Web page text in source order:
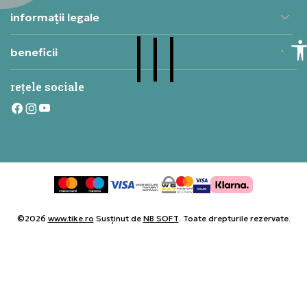
informații legale
beneficii
rețele sociale
©2026 www.tike.ro Susținut de NB SOFT. Toate drepturile rezervate.